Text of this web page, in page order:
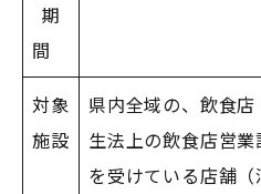
期
間
対象
施設
県内全域の、飲食
生法上の飲食店営
を受けている店舗